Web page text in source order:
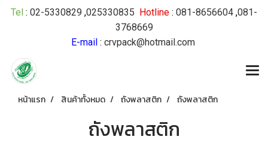
Tel : 02-5330829 ,025330835 Hotline : 081-8656604 ,081-
3768669
E-mail: crvpack@hotmail.com
หน้าแรก สินค้าทั้งหมด ถังพลาสติก ถังพลาสติก
ถังพลาสติก